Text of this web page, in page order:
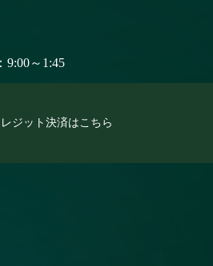
9:00～1:45
ジット決済はこちら